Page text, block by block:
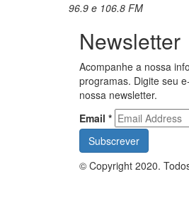
96.9 e 106.8 FM
Newsletter
Acompanhe a nossa
programas. Digite seu
nossa newsletter.
Email *
© Copyright 2020.